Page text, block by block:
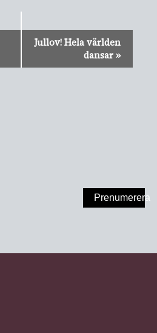
Jullov! Hela världen
dansar»
Prenumerera